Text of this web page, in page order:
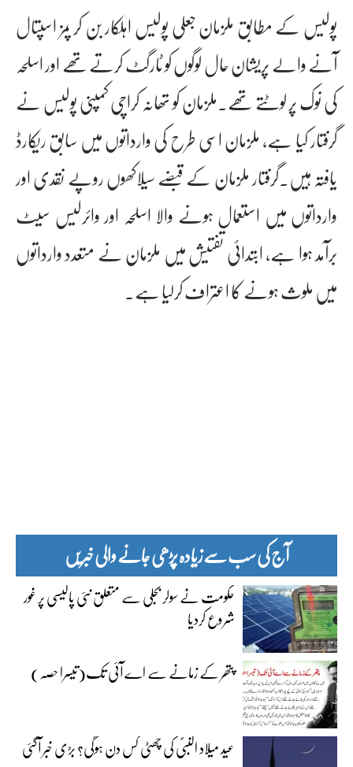
پولیس کے مطابق ملزمان جعلی پولیس اہلکار بن کر پمز اسپتال
آنے والے پریشان حال لوگوں کو ٹارگٹ کرتے تھے اور اسلحہ
کی نوک پر لوٹتے تھے۔ملزمان کو تھانہ کراچی کمپنی پولیس نے
گرفتار کیا ہے، ملزمان اسی طرح کی وارداتوں میں سابق ریکارڈ
یافتہ ہیں۔گرفتار ملزمان کے قبضے سیلاکھوں روپے نقدی اور
وارداتوں میں استعمال ہونے والا اسلحہ اور وائرلیس سیٹ
برآمد ہوا ہے، ابتدائی تفتیش میں ملزمان نے متعدد وارداتوں
میں ملوث ہونے کا اعتراف کرلیا ہے۔
آج کی سب سے زیادہ پڑھی جانے والی خبریں
حکومت نے سولر بجلی سے متعلق نئی پالیسی پر غور
شروع کردیا
پتھر کے زمانے سے اے آئی تک(تیسرا حصہ)
عید میلاد النبیؐ کی چھٹی کس دن ہوگی؟ بڑی خبر آگئی